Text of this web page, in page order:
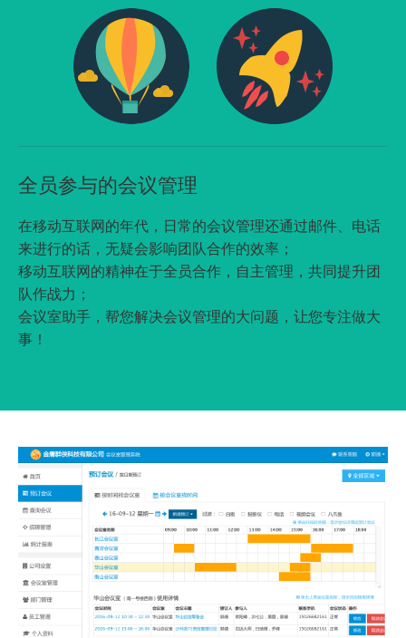
全员参与的会议管理
在移动互联网的年代，日常的会议管理还通过邮件、电话
来进行的话，无疑会影响团队合作的效率；
移动互联网的精神在于全员合作，自主管理，共同提升团
队作战力；
会议室助手，帮您解决会议管理的大问题，让您专注做大
事！